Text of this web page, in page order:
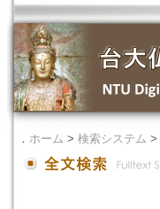
． ホーム > 検索システム >